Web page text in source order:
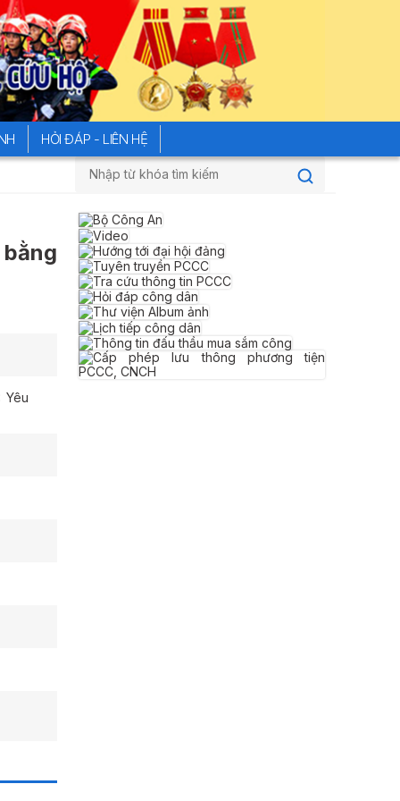
HỎI ĐÁP - LIÊN HỆ
Đường dây nóng của Bộ Công an tiếp nhận
Yêu